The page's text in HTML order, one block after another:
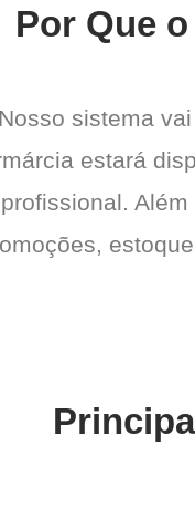
Por Que
Nosso sistema
estará
profissional.